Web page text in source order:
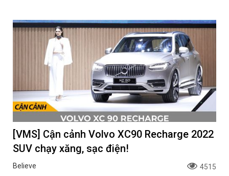
[VMS] Cận cảnh Volvo XC90 Recharge 2022
SUV chạy xăng, sạc điện!
Believe 4515